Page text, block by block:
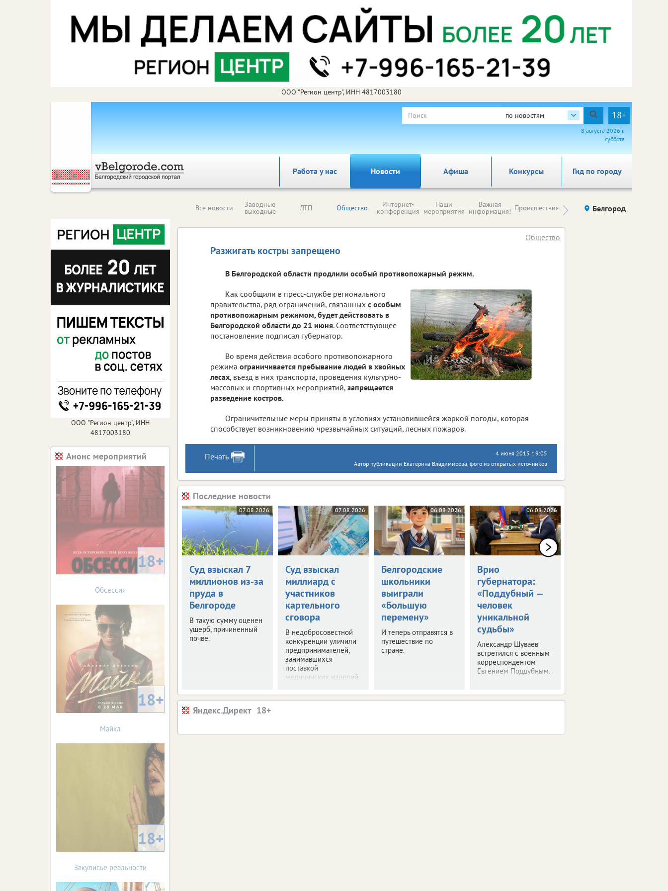
ООО "Регион центр", ИНН 4817003180
по новостям 18+
8 августа 2026 г.
суббота
Работа у нас Новости Афиша Гид по городу
Конкурсы
Все новости Заводные
выходные ДТП Общество Интернет-
конференция
Наши
мероприятия
Важная
информация! Происшествия Здоровье компаний (на
правах
Белгород
Разжигать костры запрещено
Общество
В Белгородской области продлили особый противопожарный режим.
Как сообщили в пресс-службе регионального
правительства, ряд ограничений, связанных с особым
противопожарным режимом, будет действовать в
Белгородской области до 21 июня. Соответствующее
постановление подписал губернатор.
Во время действия особого противопожарного
режима ограничивается пребывание людей в хвойных
лесах, въезд в них транспорта, проведения культурно-
массовых и спортивных мероприятий, запрещается
разведение костров.
Ограничительные меры приняты в условиях установившейся жаркой погоды, которая
способствует возникновению чрезвычайных ситуаций, лесных пожаров.
Печать
4 июня 2015 г. 9:05
Автор публикации Екатерина Владимирова, фото из открытых источников
Последние новости
07.08.2026
Суд взыскал 7
миллионов из-за
пруда в
Белгороде
В такую сумму оценен
ущерб, причиненный
почве.
07.08.2026
Суд взыскал
миллиард с
участников
картельного
сговора
В недобросовестной
конкуренции уличили
предпринимателей,
занимавшихся
поставкой
медицинских изделий.
06.08.2026
Белгородские
школьники
выиграли
«Большую
перемену»
И теперь отправятся в
путешествие по
стране.
06.08.2026
Врио
губернатора:
«Поддубный —
человек
уникальной
судьбы»
Александр Шуваев
встретился с военным
корреспондентом
Евгением Поддубным.
Яндекс.Директ
ООО "Регион центр", ИНН
4817003180
Анонс мероприятий
18+
Обсессия
18+
Майкл
18+
Закулисье реальности